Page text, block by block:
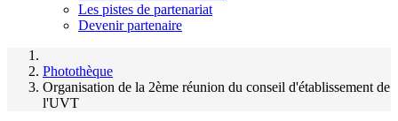
Les pistes de partenariat
Devenir partenaire
Photothèque
Organisation de la 2ème réunion du conseil d'établissement de
l'UVT